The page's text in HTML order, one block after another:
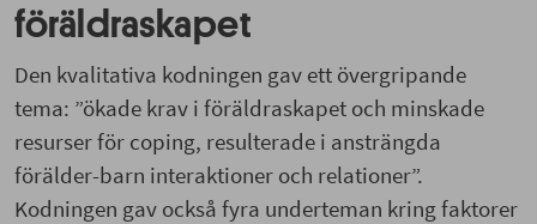
föräldraskapet
Den kvalitativa kodningen gav ett övergripande
tema: ”ökade krav i föräldraskapet och minskade
resurser för coping, resulterade i ansträngda
förälder-barn interaktioner och relationer”.
Kodningen gav också fyra underteman kring faktorer